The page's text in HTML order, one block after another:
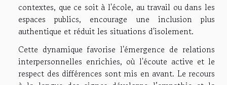
contextes, que ce soit à l'école, au travail ou dans les
espaces publics, encourage une inclusion plus
authentique et réduit les situations d'isolement.
Cette dynamique favorise l'émergence de relations
interpersonnelles enrichies, où l'écoute active et le
respect des différences sont mis en avant. Le recours